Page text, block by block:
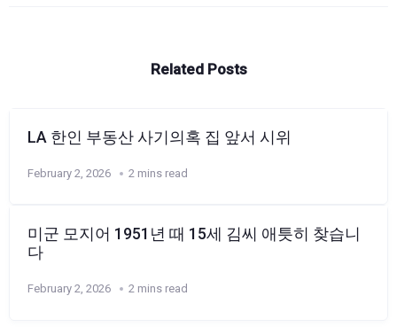
Related Posts
LA 한인 부동산 사기의혹 집 앞서 시위
February 2, 2026 2 mins read
미군 모지어 1951년 때 15세 김씨 애틋히 찾습니
다
February 2, 2026 2 mins read